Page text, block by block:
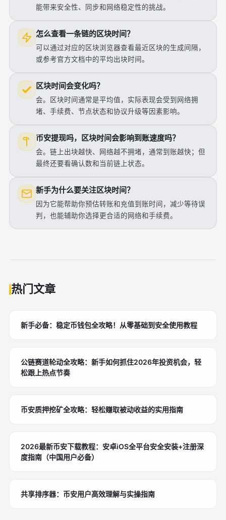
能带来安全性、同步和网络稳定性的挑战。
怎么查看一条链的区块时间？
可以通过对应的区块浏览器查看最近区块的生成间隔，
或参考官方文档中的平均出块时间。
区块时间会变化吗？
会。区块时间通常是平均值，实际表现会受到网络拥
堵、手续费、节点状态和协议升级等因素影响。
币安提现吗，区块时间会影响到账速度吗？
会。链上出块越快、网络越不拥堵，通常到账越快；但
最终还要看确认数和当前链上状态。
新手为什么要关注区块时间？
因为它能帮助你预估转账和充值到账时间，减少等待误
判，也能辅助你选择更合适的网络和手续费。
热门文章
新手必备：稳定币钱包全攻略！从零基础到安全使用教程
公链赛道轮动全攻略：新手如何抓住2026年投资机会，轻
松跟上热点节奏
币安质押挖矿全攻略：轻松赚取被动收益的实用指南
2026最新币安下载教程：安卓iOS全平台安全安装+注册深
度指南（中国用户必备）
共享排序器：币安用户高效理解与实操指南